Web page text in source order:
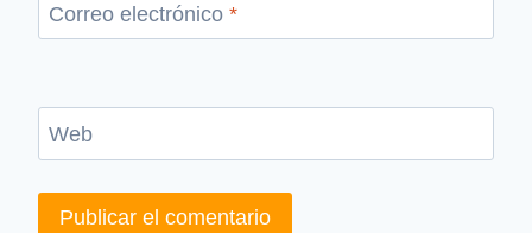
Correo electrónico *
Web